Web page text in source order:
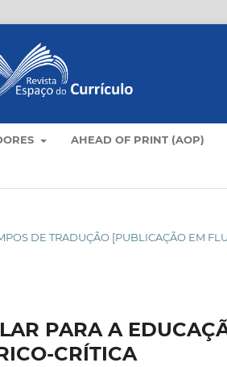
AHEAD OF PRINT (AOP)
DE TRADUÇÃO [PUBLICAÇÃO EM
PARA A
CRÍTICA